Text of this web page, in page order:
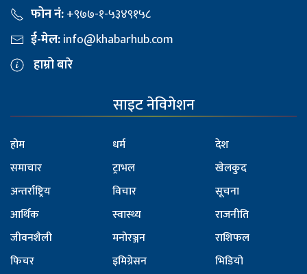
फोन नं:+९७७-१-५३४९१५८
ई-मेल:info@khabarhub.com
हाम्रो बारे
साइट नेविगेशन
होम
समाचार
अन्तर्राष्ट्रिय
आर्थिक
जीवनशैली
फिचर
धर्म
ट्राभल
विचार
स्वास्थ्य
मनोरञ्जन
इमिग्रेसन
देश
खेलकुद
सूचना
राजनीति
राशिफल
भिडियो